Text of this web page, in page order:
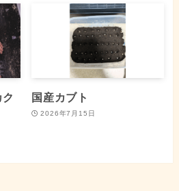
国産カブト
2026年7月15日